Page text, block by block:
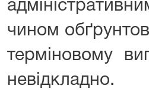
чином
терміновому
невідкладно.